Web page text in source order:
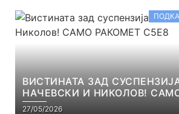
ВИСТИНАТА ЗАД
НАЧЕВСКИ И НИКОЛОВ!
С5Е8
27/05/2026